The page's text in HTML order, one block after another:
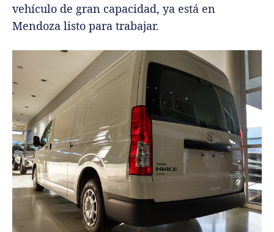
vehículo de gran capacidad, ya está en
Mendoza listo para trabajar.